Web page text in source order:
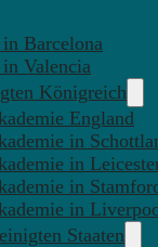
Barcelona
Valencia
Königreich
England
in
in
in
in
Staaten